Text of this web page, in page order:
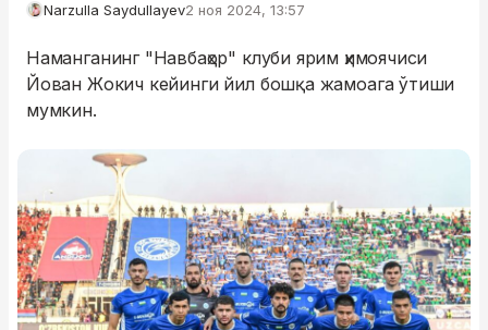
Narzulla Saydullayev2 ноя 2024, 13:57
Наманганинг "Навбаҳор" клуби ярим ҳимоячиси
Йован Жокич кейинги йил бошқа жамоага ўтиши
мумкин.